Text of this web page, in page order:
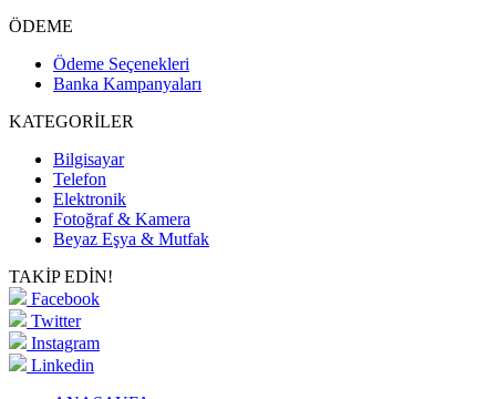
ÖDEME
Ödeme Seçenekleri
Banka Kampanyaları
KATEGORİLER
Bilgisayar
Telefon
Elektronik
Fotoğraf & Kamera
Beyaz Eşya & Mutfak
TAKİP EDİN!
Facebook
Twitter
Instagram
Linkedin